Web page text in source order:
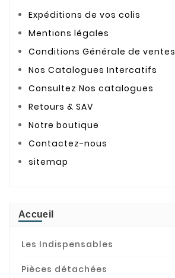
Expéditions de vos colis
Mentions légales
Conditions Générale de ventes
Nos Catalogues Intercatifs
Consultez Nos catalogues
Retours & SAV
Notre boutique
Contactez-nous
sitemap
Accueil
Les Indispensables
Pièces détachées